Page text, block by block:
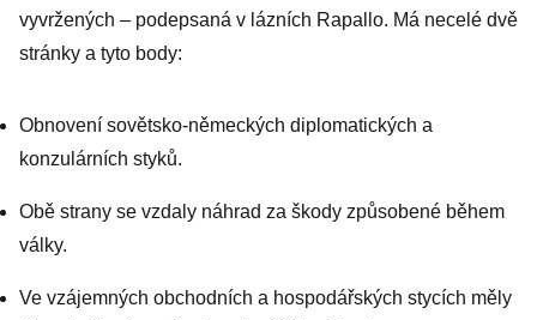
vyvržených – podepsaná v lázních Rapallo. Má necelé dvě
stránky a tyto body:
Obnovení sovětsko-německých diplomatických a
konzulárních styků.
Obě strany se vzdaly náhrad za škody způsobené během
války.
Ve vzájemných obchodních a hospodářských stycích měly